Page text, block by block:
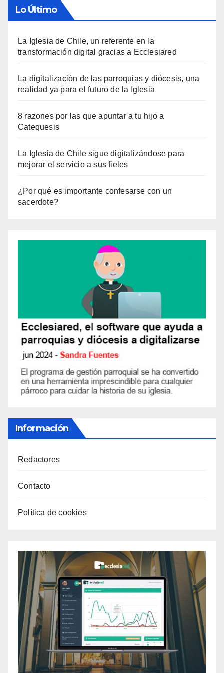
Lo Último
La Iglesia de Chile, un referente en la
transformación digital gracias a Ecclesiared
La digitalización de las parroquias y diócesis, una
realidad ya para el futuro de la Iglesia
8 razones por las que apuntar a tu hijo a
Catequesis
La Iglesia de Chile sigue digitalizándose para
mejorar el servicio a sus fieles
¿Por qué es importante confesarse con un
sacerdote?
Información
Redactores
Contacto
Política de cookies